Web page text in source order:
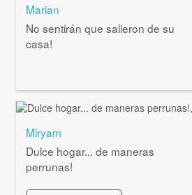
Marian
No sentirán que salieron de su
casa!
Miryam
Dulce hogar... de maneras
perrunas!